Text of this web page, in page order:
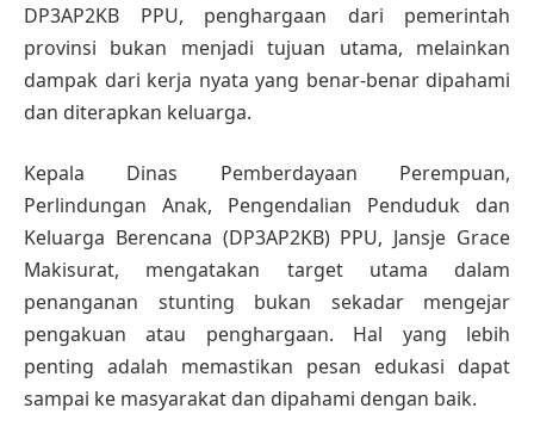
DP3AP2KB PPU, penghargaan dari pemerintah
provinsi bukan menjadi tujuan utama, melainkan
dampak dari kerja nyata yang benar-benar dipahami
dan diterapkan keluarga.
Kepala Dinas Pemberdayaan Perempuan,
Perlindungan Anak, Pengendalian Penduduk dan
Keluarga Berencana (DP3AP2KB) PPU, Jansje Grace
Makisurat, mengatakan target utama dalam
penanganan stunting bukan sekadar mengejar
pengakuan atau penghargaan. Hal yang lebih
penting adalah memastikan pesan edukasi dapat
sampai ke masyarakat dan dipahami dengan baik.